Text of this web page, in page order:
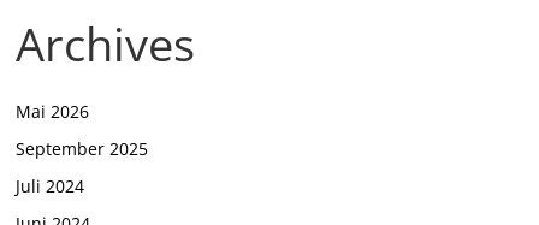
Archives
Mai 2026
September 2025
Juli 2024